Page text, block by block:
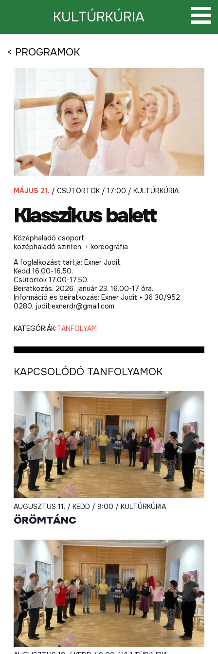
KULTÚRKÚRIA
< PROGRAMOK
MÁJUS 21. / CSÜTÖRTÖK / 17:00 / KULTÚRKÚRIA
Klasszikus balett
Középhaladó csoport
középhaladó szinten + koreográfia
A foglalkozást tartja: Exner Judit.
Kedd 16.00-16.50.
Csütörtök 17.00-17.50.
Beiratkozás: 2026. január 23. 16.00-17 óra.
Információ és beiratkozás: Exner Judit + 36 30/952
0280, judit.exnerdr@gmail.com
KATEGÓRIÁK:TANFOLYAM
KAPCSOLÓDÓ TANFOLYAMOK
AUGUSZTUS 11. / KEDD / 9:00 / KULTÚRKÚRIA
ÖRÖMTÁNC